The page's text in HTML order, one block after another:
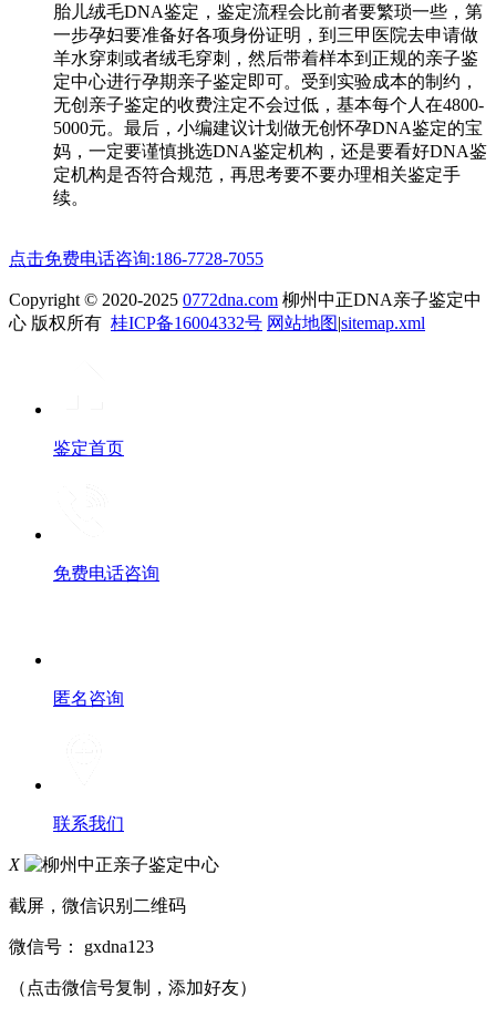
胎儿绒毛DNA鉴定，鉴定流程会比前者要繁琐一些，第
一步孕妇要准备好各项身份证明，到三甲医院去申请做
羊水穿刺或者绒毛穿刺，然后带着样本到正规的亲子鉴
定中心进行孕期亲子鉴定即可。受到实验成本的制约，
无创亲子鉴定的收费注定不会过低，基本每个人在4800-
5000元。最后，小编建议计划做无创怀孕DNA鉴定的宝
妈，一定要谨慎挑选DNA鉴定机构，还是要看好DNA鉴
定机构是否符合规范，再思考要不要办理相关鉴定手
续。
点击免费电话咨询:186-7728-7055
Copyright © 2020-2025 0772dna.com 柳州中正DNA亲子鉴定中
心 版权所有 桂ICP备16004332号 网站地图|sitemap.xml
鉴定首页
免费电话咨询
匿名咨询
联系我们
X
截屏，微信识别二维码
微信号： gxdna123
（点击微信号复制，添加好友）